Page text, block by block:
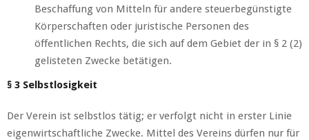
Beschaffung von Mitteln für andere steuerbegünstigte
Körperschaften oder juristische Personen des
öffentlichen Rechts, die sich auf dem Gebiet der in § 2 (2)
gelisteten Zwecke betätigen.
§ 3 Selbstlosigkeit
Der Verein ist selbstlos tätig; er verfolgt nicht in erster Linie
eigenwirtschaftliche Zwecke. Mittel des Vereins dürfen nur für